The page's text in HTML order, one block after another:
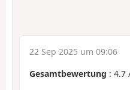
22 Sep 2025 um 09:06
Gesamtbewertung : 4.7